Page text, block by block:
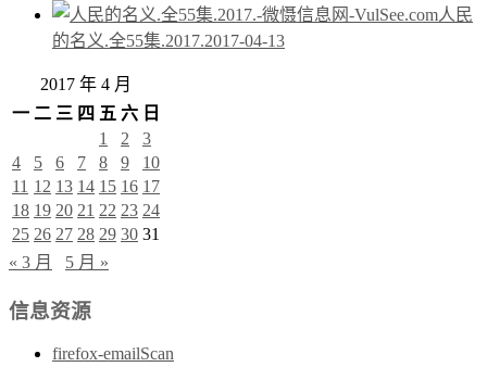
人民
的名义.全55集.2017.2017-04-13
2017 年 4 月
一 二 三 四 五 六 日
1
2
3
4
5 6 7 8 9
10
11 12 13 14 15 16 17
18 19 20 21 22 23 24
25 26 27 28 29 30 31
« 3 月
5 月 »
信息资源
firefox-emailScan